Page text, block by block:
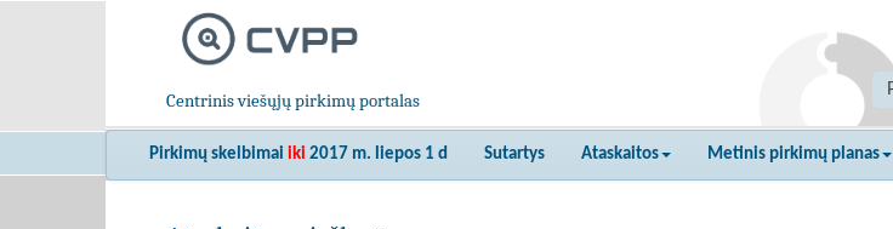
Centrinis viešųjų pirkimų portalas
Pirkimų skelbimai iki 2017 m. liepos 1 d Sutartys Ataskaitos Metinis pirkimų planas